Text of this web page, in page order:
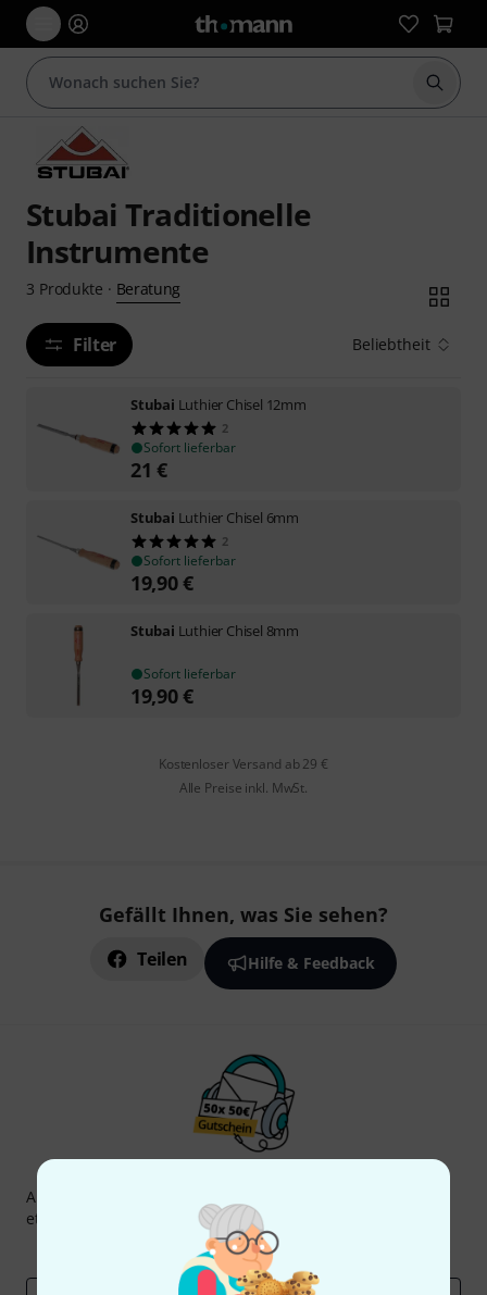
Suche
Stubai Traditionelle
Instrumente
3 Produkte · Beratung
Filter Beliebtheit
Stubai Luthier Chisel 12mm
2
Sofort lieferbar
21 €
Stubai Luthier Chisel 6mm
2
Sofort lieferbar
19,90€
Stubai Luthier Chisel 8mm
Sofort lieferbar
19,90€
Kostenloser Versand ab 29 €
Alle Preise inkl. MwSt.
Gefällt Ihnen, was Sie sehen?
Teilen Hilfe & Feedback
Abonniere den Thomann Newsletter und gewinne mit
etwas Glück einen von
50 Gutscheinen
Inspirierende Beiträge
Deals